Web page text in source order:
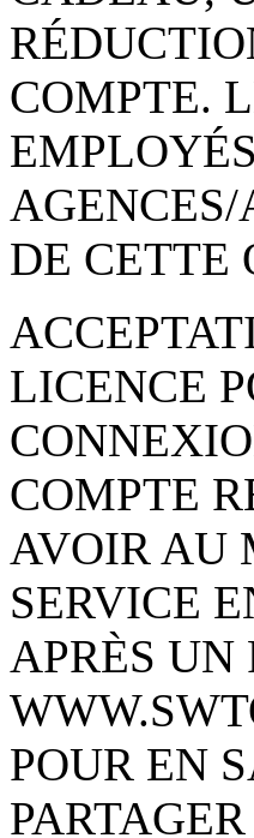
COMPTE.
DE CETTE
LICENCE
COMPTE
AVOIR AU
SERVICE
APRÈS UN
POUR EN